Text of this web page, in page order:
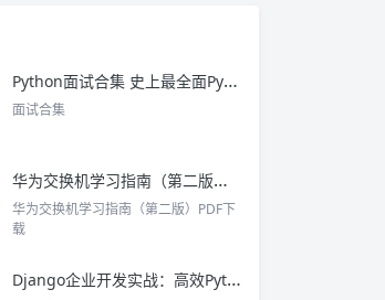
Python面试合集 史上最全面Python面试题和详解(10套) 完整版 下载
面试合集
华为交换机学习指南（第二版）PDF下载
华为交换机学习指南（第二版）PDF下
载
Django企业开发实战：高效Python Web框架指南 PDF下载